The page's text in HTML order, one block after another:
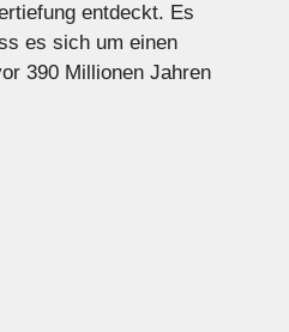
entdeckt. Es
es sich um einen
390 Millionen Jahren